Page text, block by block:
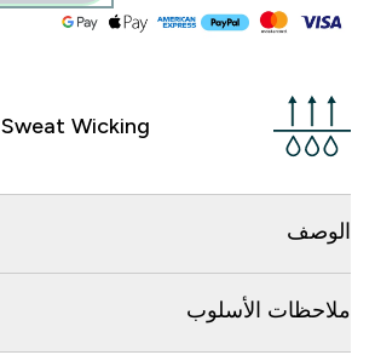
Sweat Wicking
الوصف
ملاحظات الأسلوب